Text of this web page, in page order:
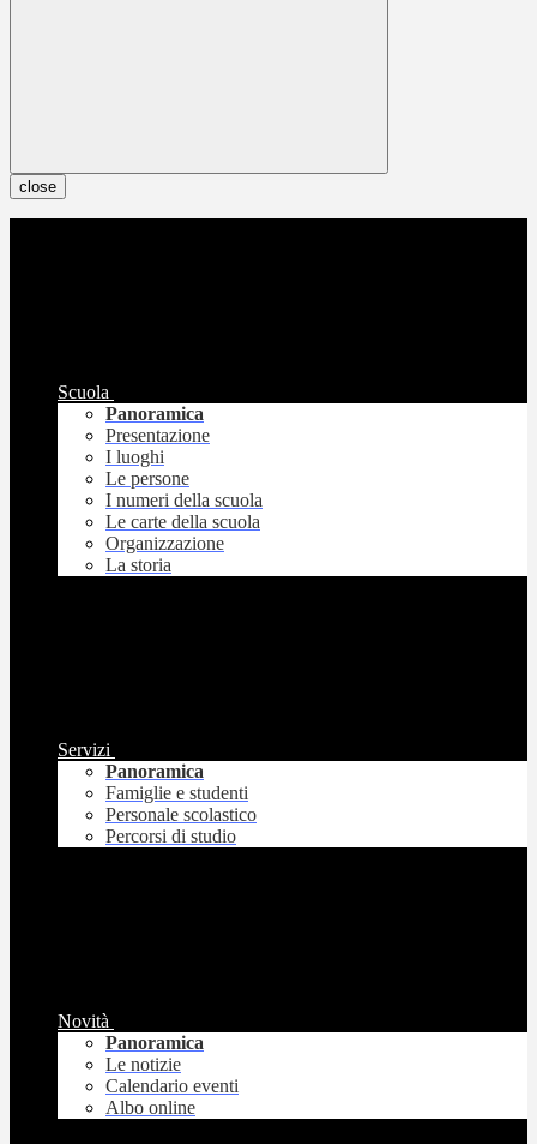
close
Scuola
Panoramica
Presentazione
I luoghi
Le persone
I numeri della scuola
Le carte della scuola
Organizzazione
La storia
Servizi
Panoramica
Famiglie e studenti
Personale scolastico
Percorsi di studio
Novità
Panoramica
Le notizie
Calendario eventi
Albo online